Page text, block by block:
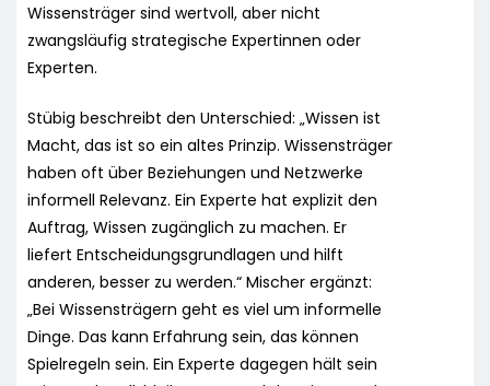
Wissensträger sind wertvoll, aber nicht
zwangsläufig strategische Expertinnen oder
Experten.
Stübig beschreibt den Unterschied: „Wissen ist
Macht, das ist so ein altes Prinzip. Wissensträger
haben oft über Beziehungen und Netzwerke
informell Relevanz. Ein Experte hat explizit den
Auftrag, Wissen zugänglich zu machen. Er
liefert Entscheidungsgrundlagen und hilft
anderen, besser zu werden.“ Mischer ergänzt:
„Bei Wissensträgern geht es viel um informelle
Dinge. Das kann Erfahrung sein, das können
Spielregeln sein. Ein Experte dagegen hält sein